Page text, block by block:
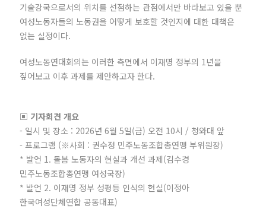
기술강국으로서의 위치를 선점하는 관점에서만 바라보고 있을 뿐
여성노동자들의 노동권을 어떻게 보호할 것인지에 대한 대책은
없는 실정이다.
여성노동연대회의는 이러한 측면에서 이재명 정부의 1년을
짚어보고 이후 과제를 제안하고자 한다.
▣ 기자회견 개요
- 일시 및 장소 : 2026년 6월 5일(금) 오전 10시 / 청와대 앞
- 프로그램 (※사회 : 권수정 민주노동조합총연맹 부위원장)
* 발언 1. 돌봄 노동자의 현실과 개선 과제(김수경
민주노동조합총연맹 여성국장)
* 발언 2. 이재명 정부 성평등 인식의 현실(이정아
한국여성단체연합 공동대표)